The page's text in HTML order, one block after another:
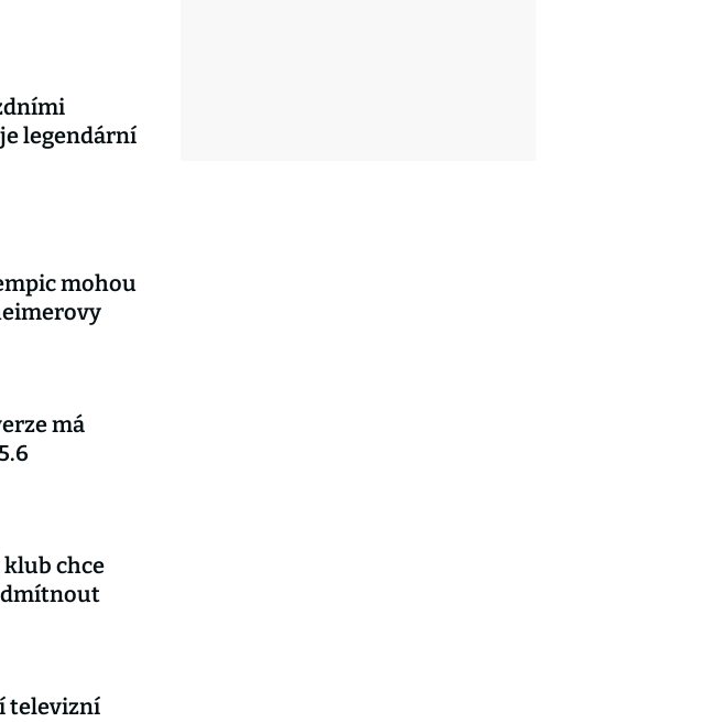
legendární
mohou
má
klub chce
televizní